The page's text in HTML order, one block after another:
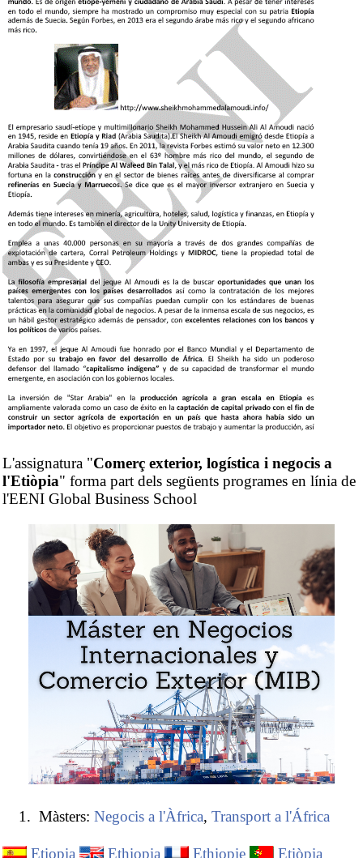
L'assignatura "Comerç exterior, logística i negocis a
l'Etiòpia" forma part dels següents programes en línia de
l'EENI Global Business School
Màsters: Negocis a l'Àfrica, Transport a l'África
Etiopia Ethiopia Ethiopie Etiòpia